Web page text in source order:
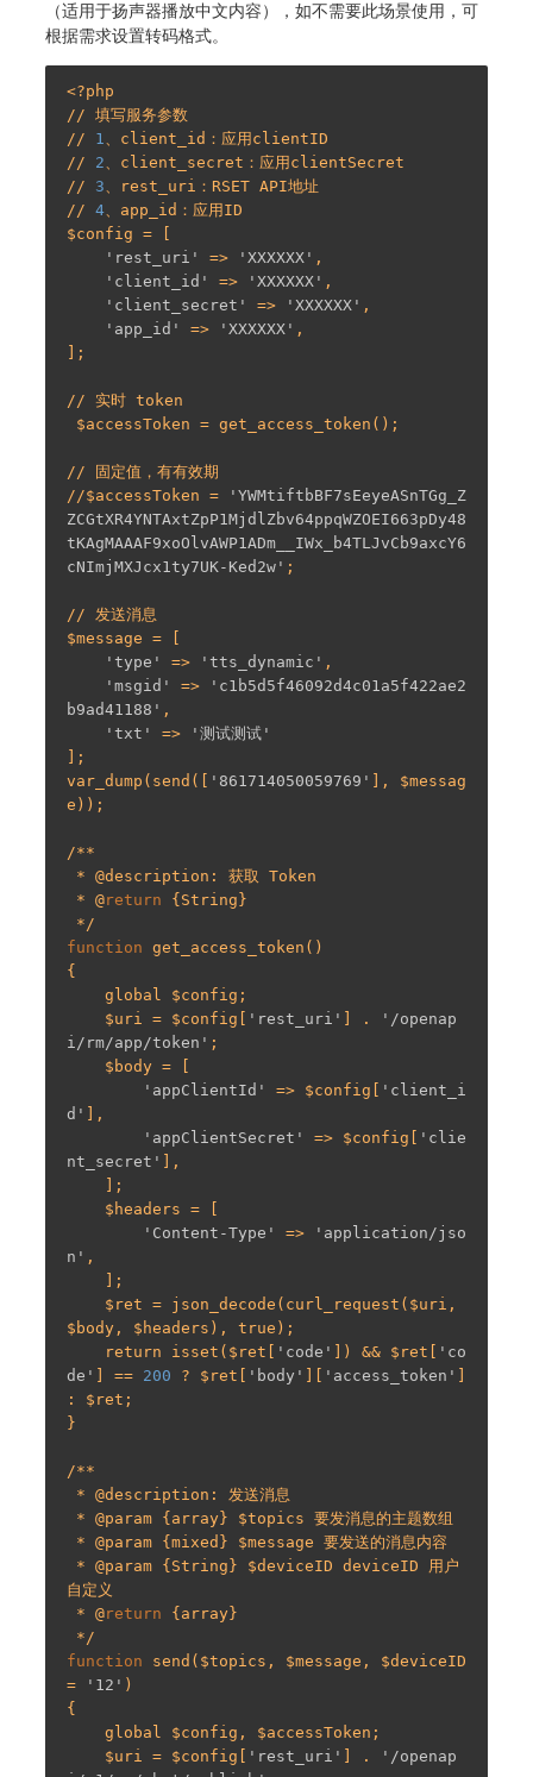
（适用于扬声器播放中文内容），如不需要此场景使用，可
根据需求设置转码格式。
<?php
// 填写服务参数
// 1、client_id：应用clientID
// 2、client_secret：应用clientSecret
// 3、rest_uri：RSET API地址
// 4、app_id：应用ID
$config = [
'rest_uri'
=> 'XXXXXX' ,
'client_id'
=> 'XXXXXX' ,
'client_secret'
=> 'XXXXXX' ,
'app_id'
=> 'XXXXXX' ,
];
// 实时 token
// 固定值，有有效期
//$accessToken =
'YWMtiftbBF7sEeyeASnTGg_Z
ZCGtXR4YNTAxtZpP1MjdlZbv64ppqWZOEI663pDy48
tKAgMAAAF9xoOlvAWP1ADm__IWx_b4TLJvCb9axcY6
cNImjMXJcx1ty7UK-Ked2w' ;
// 发送消息
$message = [
'type'
=> 'tts_dynamic' ,
'msgid'
=>
'c1b5d5f46092d4c01a5f422ae2
b9ad41188' ,
'txt'
=>
'测试测试'
];
var_dump(send([
'861714050059769'
], $messag
e));
/**
* @return {String}
function get_access_token()
{
    $uri = $config[
'rest_uri' ] .
'/openap
i/rm/app/token' ;
'appClientId'
=> $config[
'client_i
d'
],
'appClientSecret'
=> $config[
'clie
nt_secret'
],
'Content-Type'
=>
'application/jso
n' ,
$body, $headers), true);
    return isset($ret[
'code' ]) && $ret[
'co
de'
] == 200 ? $ret[ 'body' 'access_token'
: $ret;
}
/**
自定义
* @return {array}
function send($topics, $message, $deviceID
=
'12' )
{
    $uri = $config[
'rest_uri' ] .
'/openap